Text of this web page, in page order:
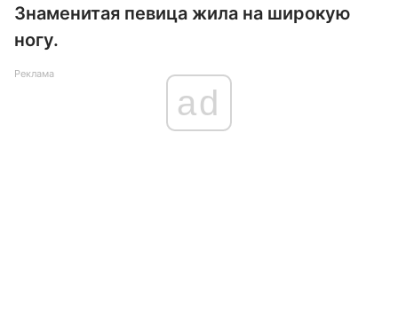
Знаменитая певица жила на широкую
ногу.
Реклама
ad